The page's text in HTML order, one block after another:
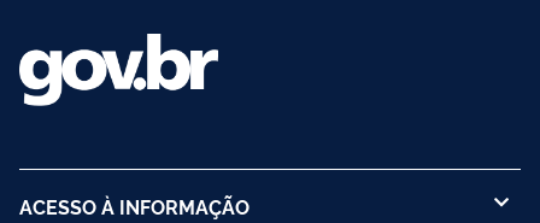
ACESSO À INFORMAÇÃO